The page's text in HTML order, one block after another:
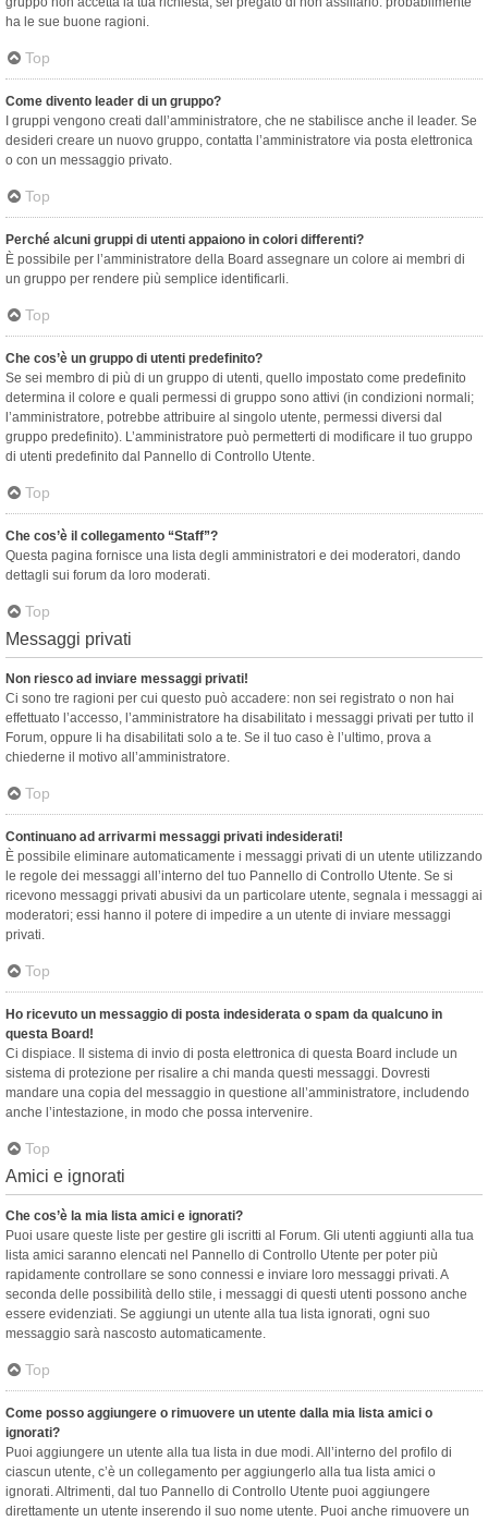
ha le sue buone ragioni.
Top
Come divento leader di un gruppo?
I gruppi vengono creati dall’amministratore, che ne stabilisce anche il leader. Se
desideri creare un nuovo gruppo, contatta l’amministratore via posta elettronica
o con un messaggio privato.
Top
Perché alcuni gruppi di utenti appaiono in colori differenti?
È possibile per l’amministratore della Board assegnare un colore ai membri di
un gruppo per rendere più semplice identificarli.
Top
Che cos’è un gruppo di utenti predefinito?
Se sei membro di più di un gruppo di utenti, quello impostato come predefinito
determina il colore e quali permessi di gruppo sono attivi (in condizioni normali;
l’amministratore, potrebbe attribuire al singolo utente, permessi diversi dal
gruppo predefinito). L’amministratore può permetterti di modificare il tuo gruppo
di utenti predefinito dal Pannello di Controllo Utente.
Top
Che cos’è il collegamento “Staff”?
Questa pagina fornisce una lista degli amministratori e dei moderatori, dando
dettagli sui forum da loro moderati.
Top
Messaggi privati
Non riesco ad inviare messaggi privati!
Ci sono tre ragioni per cui questo può accadere: non sei registrato o non hai
effettuato l’accesso, l’amministratore ha disabilitato i messaggi privati per tutto il
Forum, oppure li ha disabilitati solo a te. Se il tuo caso è l’ultimo, prova a
chiederne il motivo all’amministratore.
Top
Continuano ad arrivarmi messaggi privati indesiderati!
È possibile eliminare automaticamente i messaggi privati ​​di un utente utilizzando
le regole dei messaggi all’interno del tuo Pannello di Controllo Utente. Se si
ricevono messaggi privati ​​abusivi da un particolare utente, segnala i messaggi ai
moderatori; essi hanno il potere di impedire a un utente di inviare messaggi
privati​​.
Top
Ho ricevuto un messaggio di posta indesiderata o spam da qualcuno in
questa Board!
Ci dispiace. Il sistema di invio di posta elettronica di questa Board include un
sistema di protezione per risalire a chi manda questi messaggi. Dovresti
mandare una copia del messaggio in questione all’amministratore, includendo
anche l’intestazione, in modo che possa intervenire.
Top
Amici e ignorati
Che cos’è la mia lista amici e ignorati?
Puoi usare queste liste per gestire gli iscritti al Forum. Gli utenti aggiunti alla tua
lista amici saranno elencati nel Pannello di Controllo Utente per poter più
rapidamente controllare se sono connessi e inviare loro messaggi privati. A
seconda delle possibilità dello stile, i messaggi di questi utenti possono anche
essere evidenziati. Se aggiungi un utente alla tua lista ignorati, ogni suo
messaggio sarà nascosto automaticamente.
Top
Come posso aggiungere o rimuovere un utente dalla mia lista amici o
ignorati?
Puoi aggiungere un utente alla tua lista in due modi. All’interno del profilo di
ciascun utente, c’è un collegamento per aggiungerlo alla tua lista amici o
ignorati. Altrimenti, dal tuo Pannello di Controllo Utente puoi aggiungere
direttamente un utente inserendo il suo nome utente. Puoi anche rimuovere un